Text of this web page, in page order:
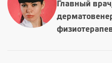
Главный